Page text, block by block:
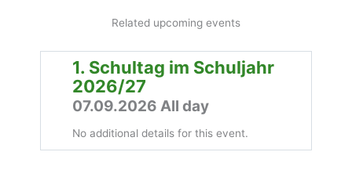
Related upcoming events
1. Schultag im Schuljahr
2026/27
07.09.2026 All day
No additional details for this event.